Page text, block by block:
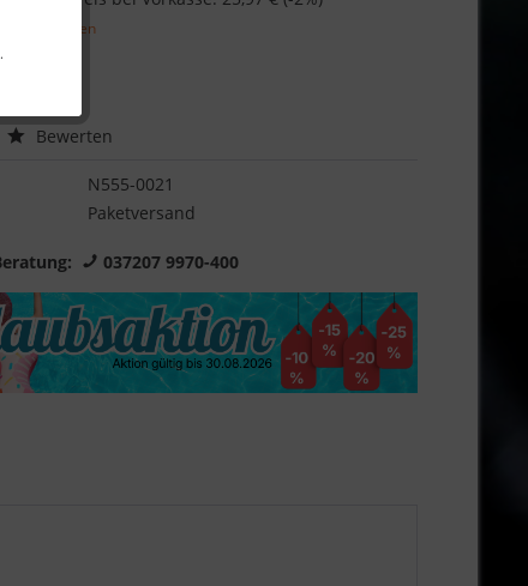
Versandkosten
Bewerten
N555-0021
Paketversand
037207 9970-400